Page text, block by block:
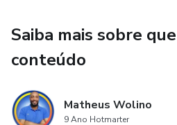
Saiba mais sobre
conteúdo
Matheus Wolino
9 Ano Hotmarter